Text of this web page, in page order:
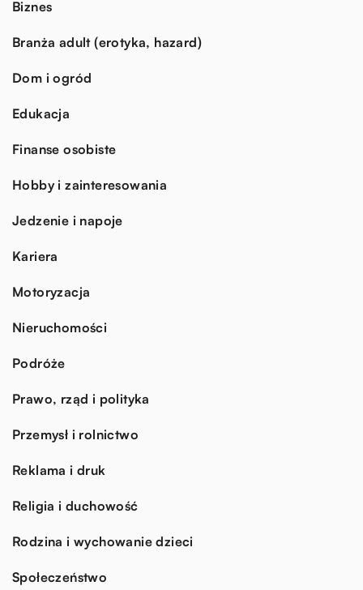
Biznes
Branża adult (erotyka, hazard)
Dom i ogród
Edukacja
Finanse osobiste
Hobby i zainteresowania
Jedzenie i napoje
Kariera
Motoryzacja
Nieruchomości
Podróże
Prawo, rząd i polityka
Przemysł i rolnictwo
Reklama i druk
Religia i duchowość
Rodzina i wychowanie dzieci
Społeczeństwo